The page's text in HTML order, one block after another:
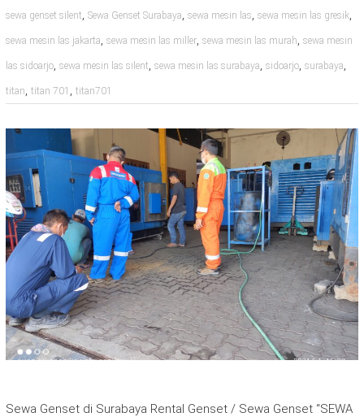
sewa genset silent, Sewa Genset Surabaya, sewa mesin las, sewa mesin las gresik,
sewa mesin las jakarta, sewa mesin las miller, sewa mesin las murah, sewa mesin
las sidoarjo, sewa mesin las silent, sewa mesin las surabaya, sidoarjo, surabaya,
titan, titan 701 , titan701
Sewa Genset di Surabaya Rental Genset / Sewa Genset “SEWA